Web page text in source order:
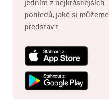
jedním z nejkrásnějších
pohledů, jaké si můžeme
představit.